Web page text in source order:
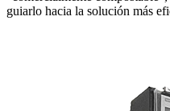
guiarlo hacia la solución más